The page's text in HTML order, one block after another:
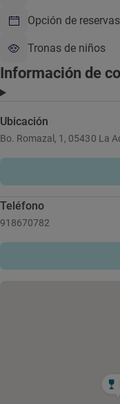
Opción de reservas
Tronas de niños
Información de
Ubicación
Bo. Romazal, 1, 05430 La
Teléfono
918670782